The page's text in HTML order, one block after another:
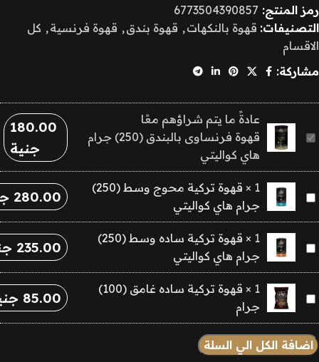
رمز المنتج: 6773504390857
التصنيفات: قهوة بالنكهات, قهوة بندق, قهوة فرنسية, كل
الاقسام
مشاركة:
قهوة
فرنساوى
بالبندق
جرام
هاي
كواليتي
عادةً ما يتم شراؤهم معًا
قهوة فرنساوى بالبندق (250) جرام
هاي كواليتي
180.00
جنية
قهوة
تركية
محوج
وسط
جرام
هاي
كواليتي
1
×
قهوة تركية محوج وسط (250)
جرام هاي كواليتي
280.00
قهوة
تركية
ساده
وسط
جرام
هاي
1
×
قهوة تركية ساده وسط (250)
جرام هاي كواليتي
235.00
قهوة
تركية
ساده
غامق
1
×
قهوة تركية ساده غامق (100)
جرام
85.00
اضافة الكل الي السلة